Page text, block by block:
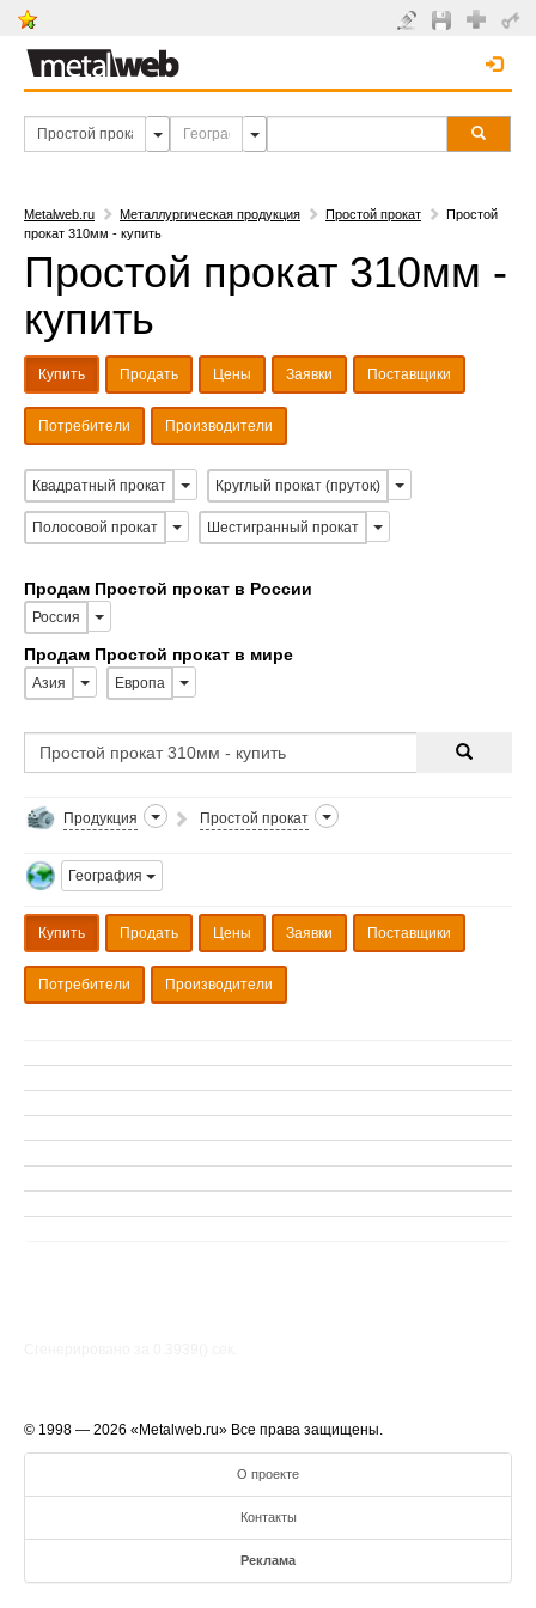
Metalweb.ru Металлургическая продукция Простой прокат
Простой
прокат 310мм - купить
Простой прокат 310мм -
купить
Купить Продать Цены Заявки Поставщики
Потребители Производители
Квадратный прокат Круглый прокат (пруток)
Полосовой прокат Шестигранный прокат
Продам Простой прокат в России
Россия
Продам Простой прокат в мире
Азия Европа
Продукция Простой прокат
География
Купить Продать Цены Заявки Поставщики
Потребители Производители
© 1998 — 2026 «Metalweb.ru» Все права защищены.
О проекте
Контакты
Реклама